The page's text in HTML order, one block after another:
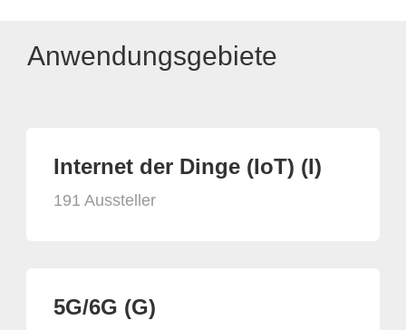
Anwendungsgebiete
Internet der Dinge (IoT) (I)
191 Aussteller
5G/6G (G)